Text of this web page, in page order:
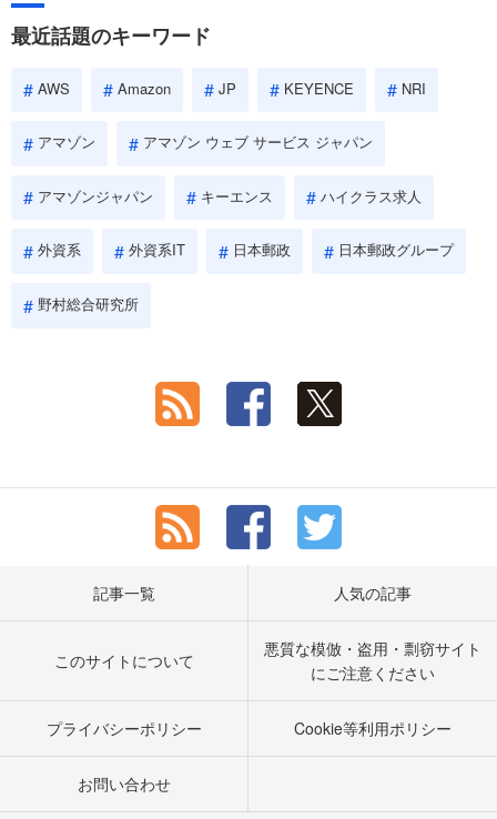
最近話題のキーワード
AWS Amazon JP KEYENCE NRI
アマゾン アマゾン ウェブ サービス ジャパン
アマゾンジャパン キーエンス ハイクラス求人
外資系 外資系IT 日本郵政 日本郵政グループ
野村総合研究所
記事一覧 人気の記事
このサイトについて
悪質な模倣・盗用・剽窃サイト
にご注意ください
プライバシーポリシー Cookie等利用ポリシー
お問い合わせ